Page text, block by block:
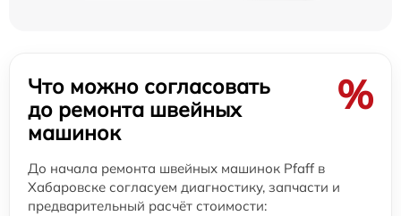
Что можно согласовать
до ремонта швейных
машинок
%
До начала ремонта швейных машинок Pfaff в
Хабаровске согласуем диагностику, запчасти и
предварительный расчёт стоимости: